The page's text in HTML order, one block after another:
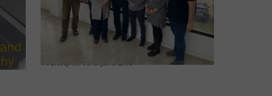
Laboratorij za magnetske rezonancije
Voditelj:dr. sc. Dijana Žilić